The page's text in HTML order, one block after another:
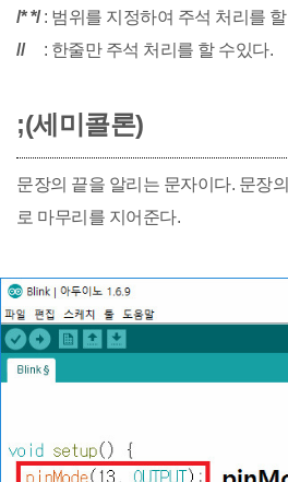
/* */: 범위를 지정하여 주석 처리를
//: 한줄만 주석 처리를 할 수있다.
;(세미콜론)
문장의 끝을 알리는 문자이다. 문장
로 마무리를 지어준다.